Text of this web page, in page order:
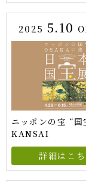
2025 5.10
ニッポンの宝 “
KANSAI
詳細はこち